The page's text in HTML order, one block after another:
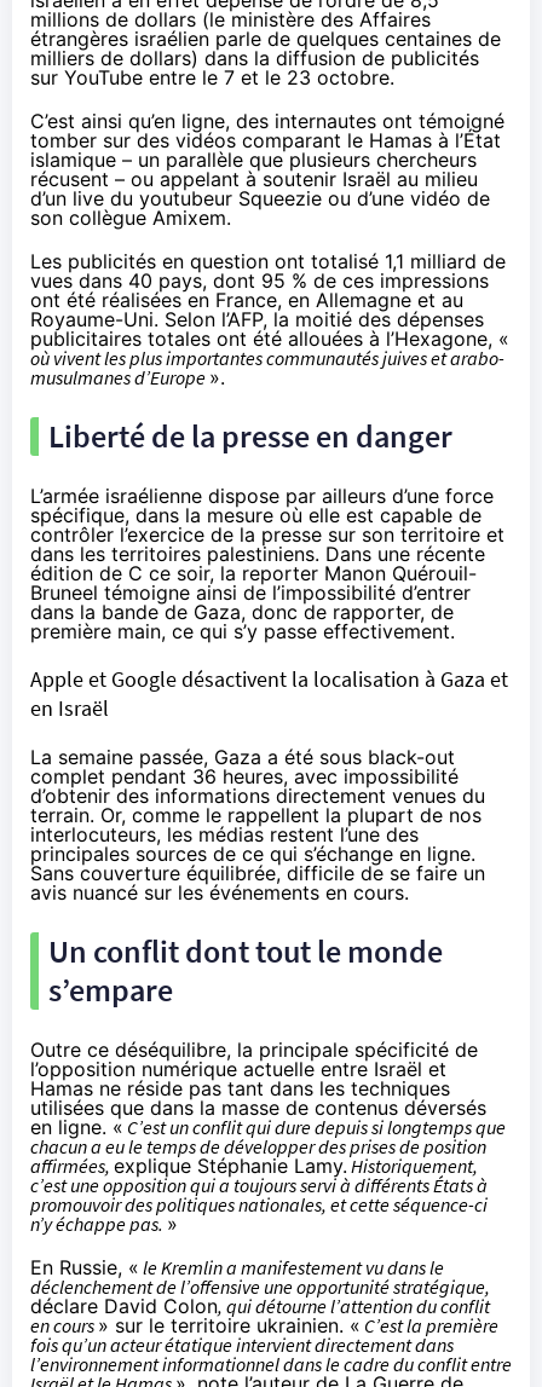
millions de dollars (le ministère des Affaires
étrangères israélien parle de quelques centaines de
milliers de dollars) dans la diffusion de publicités
sur YouTube entre le 7 et le 23 octobre.
C’est ainsi qu’en ligne, des internautes ont témoigné
tomber sur des vidéos comparant le Hamas à l’État
islamique – un parallèle que plusieurs chercheurs
récusent – ou appelant à soutenir Israël au milieu
d’un live du youtubeur Squeezie ou d’une vidéo de
son collègue Amixem.
Les publicités en question ont totalisé 1,1 milliard de
vues dans 40 pays, dont 95 % de ces impressions
ont été réalisées en France, en Allemagne et au
Royaume-Uni. Selon l’AFP, la moitié des dépenses
publicitaires totales ont été allouées à l’Hexagone, «
où vivent les plus importantes communautés juives et arabo-
musulmanes d’Europe ».
Liberté de la presse en danger
L’armée israélienne dispose par ailleurs d’une force
spécifique, dans la mesure où elle est capable de
contrôler l’exercice de la presse sur son territoire et
dans les territoires palestiniens. Dans une récente
édition de C ce soir, la reporter Manon Quérouil-
Bruneel témoigne ainsi de l’impossibilité d’entrer
dans la bande de Gaza, donc de rapporter, de
première main, ce qui s’y passe effectivement.
Apple et Google désactivent la localisation à Gaza et
en Israël
La semaine passée, Gaza a été sous black-out
complet pendant 36 heures, avec impossibilité
d’obtenir des informations directement venues du
terrain. Or, comme le rappellent la plupart de nos
interlocuteurs, les médias restent l’une des
principales sources de ce qui s’échange en ligne.
Sans couverture équilibrée, difficile de se faire un
avis nuancé sur les événements en cours.
Un conflit dont tout le monde
s’empare
Outre ce déséquilibre, la principale spécificité de
l’opposition numérique actuelle entre Israël et
Hamas ne réside pas tant dans les techniques
utilisées que dans la masse de contenus déversés
en ligne. « C’est un conflit qui dure depuis si longtemps que
chacun a eu le temps de développer des prises de position
affirmées, explique Stéphanie Lamy. Historiquement,
c’est une opposition qui a toujours servi à différents États à
promouvoir des politiques nationales, et cette séquence-ci
n’y échappe pas. »
En Russie, « le Kremlin a manifestement vu dans le
déclenchement de l’offensive une opportunité stratégique,
déclare David Colon, qui détourne l’attention du conflit
en cours » sur le territoire ukrainien. « C’est la première
foisqu’un acteur étatique intervient directement dans
l’environnement informationnel dans le cadre du conflit entre